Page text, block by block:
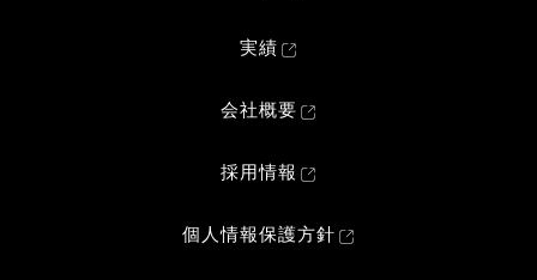
実績
会社概要
採用情報
個人情報保護方針